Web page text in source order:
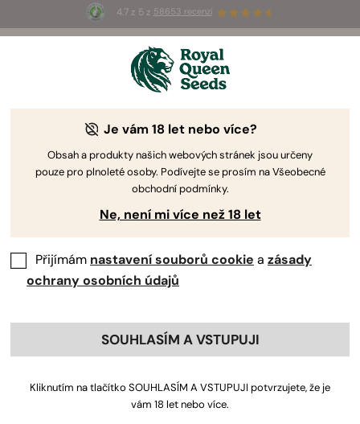
4.7 z 5 z 58653 recenzí
Summer Sales: Až 50% slevy
na vybrané produkty! ⏤
Je vám 18 let nebo více?
Obsah a produkty našich webových stránek jsou určeny
pouze pro plnoleté osoby. Podívejte se prosím na Všeobecné
obchodní podmínky.
Ne, není mi více než 18 let
Přijímám nastavení souborů cookie a zásady
ochrany osobních údajů
SOUHLASÍM A VSTUPUJI
Kliknutím na tlačítko SOUHLASÍM A VSTUPUJI potvrzujete, že je
vám 18 let nebo více.